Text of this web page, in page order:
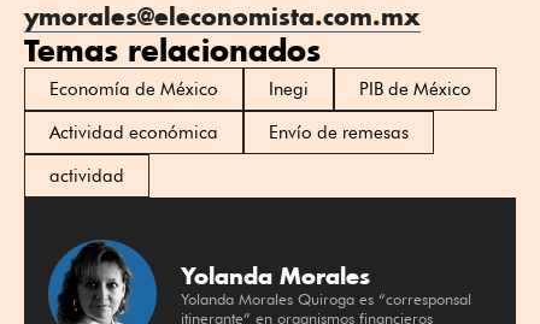
ymorales@eleconomista.com.mx
Temas relacionados
Economía de México Inegi
PIB de México
Actividad económica
Envío de remesas
actividad
Yolanda Morales
Yolanda Morales Quiroga es “corresponsal
itinerante” en organismos financieros